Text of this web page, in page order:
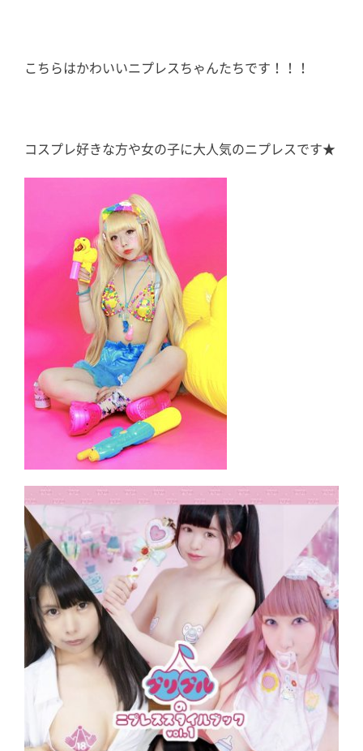
こちらはかわいいニプレスちゃんたちです！！！
コスプレ好きな方や女の子に大人気のニプレスです★